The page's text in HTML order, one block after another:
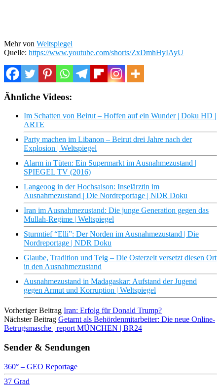
Mehr von Weltspiegel
Quelle: https://www.youtube.com/shorts/ZxDmhHyIAyU
Ähnliche Videos:
Im Schatten von Beirut – Hoffen auf ein Wunder | Doku HD |
ARTE
Party machen im Libanon – Beirut drei Jahre nach der
Explosion | Weltspiegel
Alarm in Tüten: Ein Supermarkt im Ausnahmezustand |
SPIEGEL TV (2016)
Langeoog in der Hochsaison: Inselärztin im
Ausnahmezustand | Die Nordreportage | NDR Doku
Iran im Ausnahmezustand: Die junge Generation gegen das
Mullah-Regime | Weltspiegel
Sturmtief “Elli”: Der Norden im Ausnahmezustand | Die
Nordreportage | NDR Doku
Glaube, Tradition und Teig – Die Osterzeit versetzt diesen Ort
in den Ausnahmezustand
Ausnahmezustand in Madagaskar: Aufstand der Jugend
gegen Armut und Korruption | Weltspiegel
Vorheriger Beitrag Iran: Erfolg für Donald Trump?
Nächster Beitrag Getarnt als Behördenmitarbeiter: Die neue Online-
Betrugsmasche | report MÜNCHEN | BR24
Sender & Sendungen
360° – GEO Reportage
37 Grad